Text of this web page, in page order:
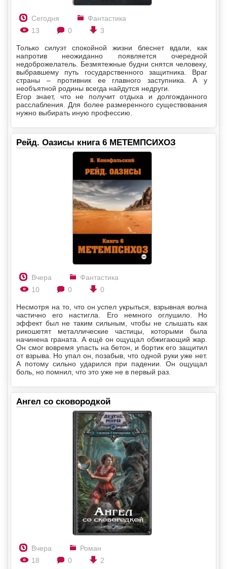
Сегодня
Фантастика
13
0 3
Только силуэт спокойной жизни блеснет вдали, как
напротив неожиданно появляется очередной
недоброжелатель. Безмятежные будни снятся человеку,
выбравшему путь государственного защитника. Враг
страны – противник ее главного заступника. А у
необъятной родины всегда найдутся недруги.
Егор знает, что не получит отдыха и долгожданного
расслабления. Для более размеренного существования
нужно выбирать иную профессию.
Рейд. Оазисы книга 6 МЕТЕМПСИХОЗ
Вчера
Фантастика
10
0 0
Несмотря на то, что он успел укрыться, взрывная волна
частично его настигла. Его немного оглушило. Но
эффект был не таким сильным, чтобы не слышать как
рикошетят металлические частицы, которыми была
начинена граната. А ещё он ощущал обжигающий жар.
Он смог вовремя упасть на бетон, и бортик его защитил
от взрыва. Но упал он, позабыв, что одной руки уже нет.
А потому сильно ударился при падении. Он ощущал
боль, но помнил, что это уже не в первый раз.
Ангел со сковородкой
Вчера
Роман
18
0 2